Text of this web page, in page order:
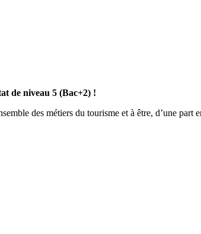
de niveau 5 (Bac+2) !
des métiers du tourisme et à être, d’une